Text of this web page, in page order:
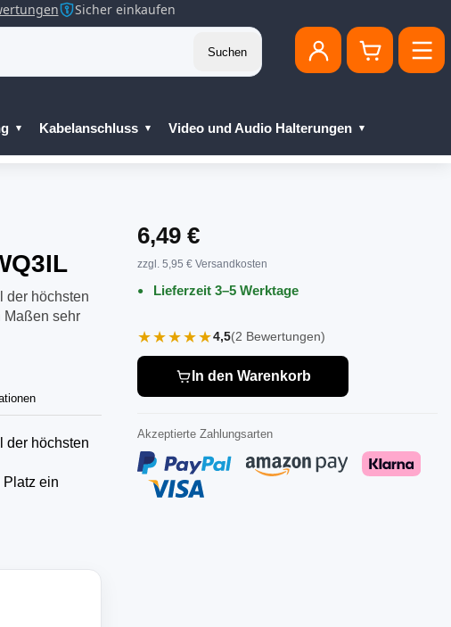
Sicher einkaufen
Suchen
Kabelanschluss Video und Audio Halterungen
der höchsten
Maßen sehr
der höchsten
Platz ein
6,49 €
zzgl. 5,95 € Versandkosten
Lieferzeit 3–5 Werktage
★★★★★4,5(2 Bewertungen)
In den Warenkorb
Akzeptierte Zahlungsarten